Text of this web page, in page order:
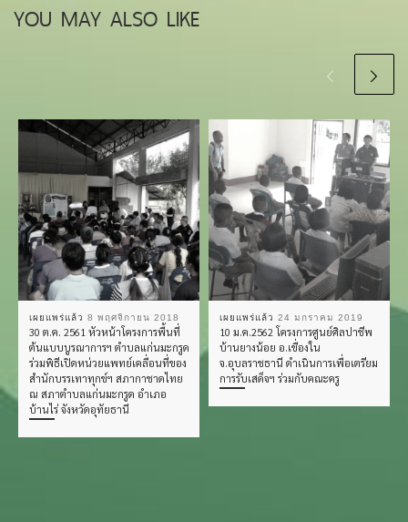
YOU MAY ALSO LIKE
เผยแพร่แล้ว 8 พฤศจิกายน 2018
30 ต.ค. 2561 หัวหน้าโครงการพื้นที่
ต้นแบบบูรณาการฯ ตำบลแก่นมะกรูด
ร่วมพิธีเปิดหน่วยแพทย์เคลื่อนที่ของ
สำนักบรรเทาทุกข์ฯ สภากาชาดไทย
ณ สภาตำบลแก่นมะกรูด อำเภอ
บ้านไร่ จังหวัดอุทัยธานี
เผยแพร่แล้ว 24 มกราคม 2019
10 ม.ค.2562 โครงการศูนย์ศิลปาชีพ
บ้านยางน้อย อ.เขื่องใน
จ.อุบลราชธานี ดำเนินการเพื่อเตรียม
การรับเสด็จฯ ร่วมกับคณะครู